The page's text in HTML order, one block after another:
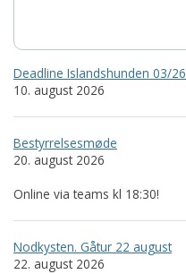
Deadline Islandshunden 03/26
10. august 2026
Bestyrrelsesmøde
20. august 2026
Online via teams kl 18:30!
Nodkysten. Gåtur 22 august
22. august 2026